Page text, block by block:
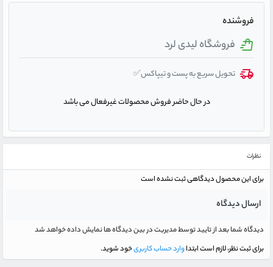
فروشنده
فروشگاه لیدی لرد
تحویل سریع به پست و تیپاکس✅
در حال حاضر فروش محصولات غیرفعال می باشد
نظرات
برای این محصول دیدگاهی ثبت نشده است
ارسال دیدگاه
دیدگاه شما بعد از تایید توسط مدیریت در بین دیدگاه ها نمایش داده خواهد شد
برای ثبت نظر، لازم است ابتداوارد حساب کاربریخود شوید.